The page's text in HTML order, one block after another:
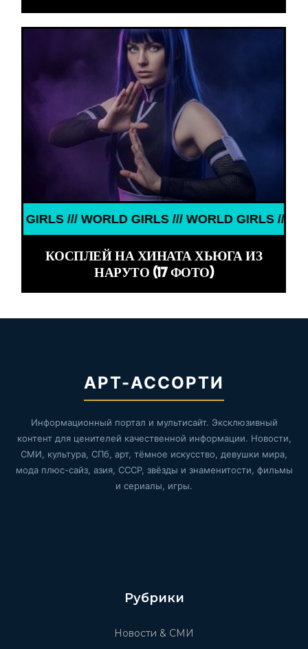
/// WORLD GIRLS /// WORLD GIRLS ///
КОСПЛЕЙ НА ХИНАТА ХЬЮГА ИЗ
НАРУТО (17 ФОТО)
АРТ-АССОРТИ
Информационный портал и мультисайт. Эксклюзивный
контент для ценителей качественной информации. Новости,
СМИ, культура, СПб, арт, тёмное искусство, девушки мира,
мода плюс-сайз, азия, СССР, звёзды и знаменитости, фильмы
и сериалы, игры.
Рубрики
Новости & СМИ